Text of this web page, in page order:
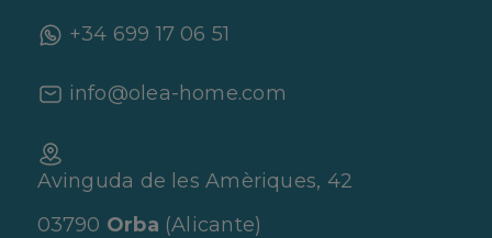
+34 699 17 06 51
info@olea-home.com
Avinguda de les Amèriques, 42
03790 Orba (Alicante)